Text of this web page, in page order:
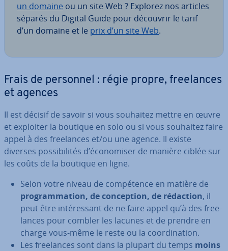
un domaine ou un site Web ? Explorez nos articles
séparés du Digital Guide pour découvrir le tarif
d’un domaine et le prix d’un site Web.
Frais de personnel : régie propre, free­lances
et agences
Il est décisif de savoir si vous souhaitez mettre en œuvre
et exploiter la boutique en solo ou si vous souhaitez faire
appel à des free­lances et/ou une agence. Il existe
diverses pos­si­bi­li­tés d’éco­no­mi­ser de manière ciblée sur
les coûts de la boutique en ligne.
Selon votre niveau de com­pé­tence en matière de
pro­gram­ma­tion, de con­cep­tion, de rédaction, il
peut être in­té­res­sant de ne faire appel qu’à des free­
lances pour combler les lacunes et de prendre en
charge vous-même le reste ou la coor­di­na­tion.
Les free­lances sont dans la plupart du temps moins